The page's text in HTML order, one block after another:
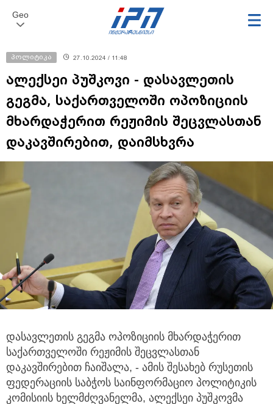
Geo
პოლიტიკა 27.10.2024 / 11:48
ალექსეი პუშკოვი - დასავლეთის
გეგმა, საქართველოში ოპოზიციის
მხარდაჭერით რეჟიმის შეცვლასთან
დაკავშირებით, დაიმსხვრა
დასავლეთის გეგმა ოპოზიციის მხარდაჭერით
საქართველოში რეჟიმის შეცვლასთან
დაკავშირებით ჩაიშალა, - ამის შესახებ რუსეთის
ფედერაციის საბჭოს საინფორმაციო პოლიტიკის
კომისიის ხელმძღვანელმა, ალექსეი პუშკოვმა